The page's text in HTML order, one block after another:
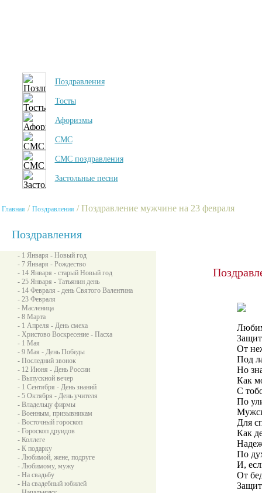
Поздравления
Тосты
Афоризмы
СМС
СМС поздравления
Застольные песни
Главная / Поздравления / Поздравление мужчине на 23 февраля
Поздравления
- 1 Января - Новый год
- 7 Января - Рождество
- 14 Января - старый Новый год
- 25 Января - Татьянин день
- 14 Февраля - день Святого Валентина
- 23 Февраля
- Масленица
- 8 Марта
- 1 Апреля - День смеха
- Христово Воскресение - Пасха
- 1 Мая
- 9 Мая - День Победы
- Последний звонок
- 12 Июня - День России
- Выпускной вечер
- 1 Сентября - День знаний
- 5 Октября - День учителя
- Владельцу фирмы
- Военным, призывникам
- Восточный гороскоп
- Гороскоп друидов
- Коллеге
- К подарку
- Любимой, жене, подруге
- Любимому, мужу
- На свадьбу
- На свадебный юбилей
От
Под
Но
Как
С
По
Для
Как
По
И,
От